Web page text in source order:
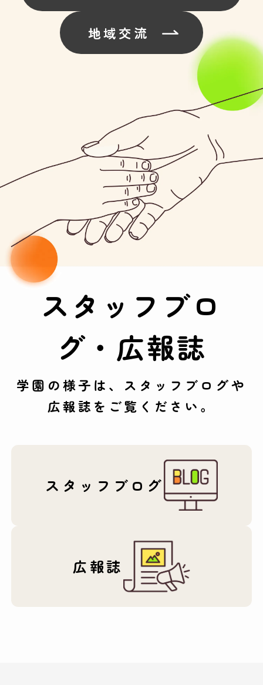
地域交流
スタッフブロ
グ・広報誌
学園の様子は、スタッフブログや
広報誌をご覧ください。
スタッフブログ
広報誌